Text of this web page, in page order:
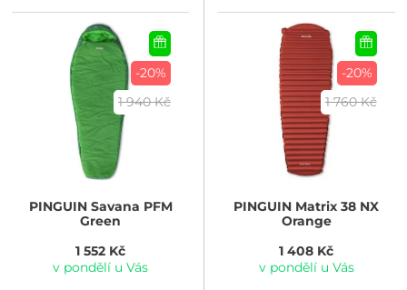
-20%
1 940 Kč
PINGUINSavana PFM
Green
1 552 Kč
v pondělí u Vás
-20%
1 760 Kč
PINGUIN Matrix 38 NX
Orange
1 408 Kč
v pondělí u Vás